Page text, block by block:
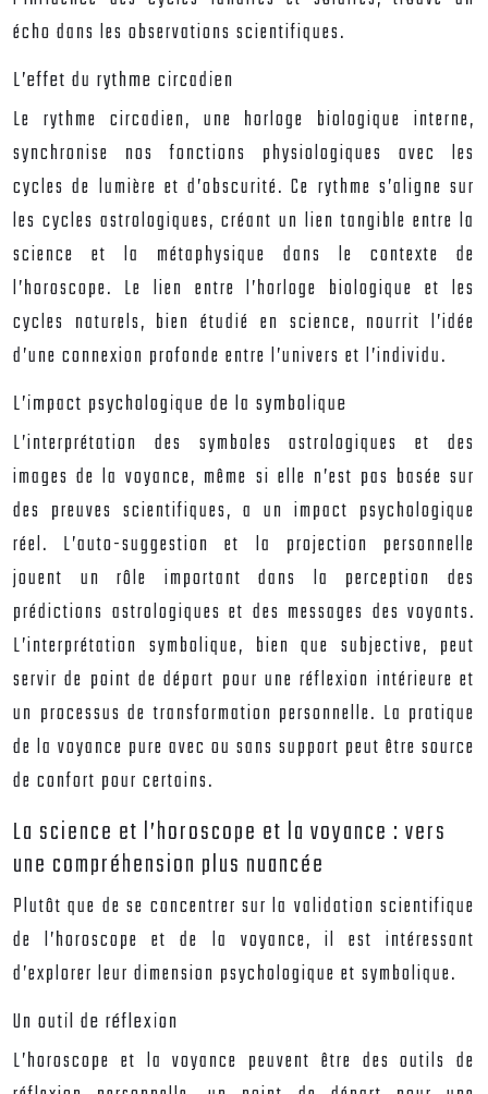
écho dans les observations scientifiques.
L’effet du rythme circadien
Le rythme circadien, une horloge biologique interne,
synchronise nos fonctions physiologiques avec les
cycles de lumière et d’obscurité. Ce rythme s’aligne sur
les cycles astrologiques, créant un lien tangible entre la
science et la métaphysique dans le contexte de
l’horoscope. Le lien entre l’horloge biologique et les
cycles naturels, bien étudié en science, nourrit l’idée
d’une connexion profonde entre l’univers et l’individu.
L’impact psychologique de la symbolique
L’interprétation des symboles astrologiques et des
images de la voyance, même si elle n’est pas basée sur
des preuves scientifiques, a un impact psychologique
réel. L’auto-suggestion et la projection personnelle
jouent un rôle important dans la perception des
prédictions astrologiques et des messages des voyants.
L’interprétation symbolique, bien que subjective, peut
servir de point de départ pour une réflexion intérieure et
un processus de transformation personnelle. La pratique
de la voyance pure avec ou sans support peut être source
de confort pour certains.
La science et l’horoscope et la voyance : vers
une compréhension plus nuancée
Plutôt que de se concentrer sur la validation scientifique
de l’horoscope et de la voyance, il est intéressant
d’explorer leur dimension psychologique et symbolique.
Un outil de réflexion
L’horoscope et la voyance peuvent être des outils de